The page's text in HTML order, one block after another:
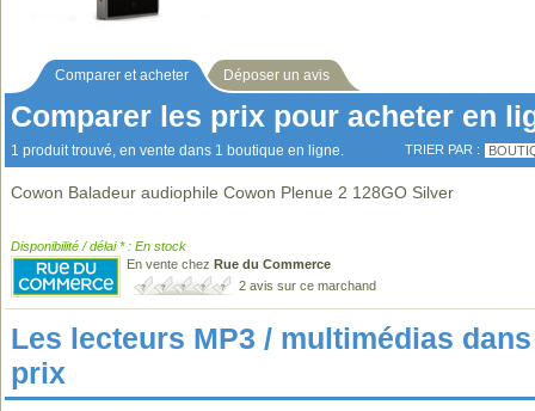
Comparer et acheter Déposer un avis
Comparer les prix pour acheter en
1 produit trouvé, en vente dans 1 boutique en ligne. TRIER PAR :
Cowon Baladeur audiophile Cowon Plenue 2 128GO Silver
Disponibilité / délai * : En stock
En vente chez Rue du Commerce
2 avis sur ce marchand
Les lecteurs MP3 / multimédias
prix